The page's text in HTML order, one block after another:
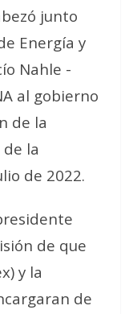
junto
Energía y
Nahle -
al gobierno
de la
la
de 2022.
de que
y la
de